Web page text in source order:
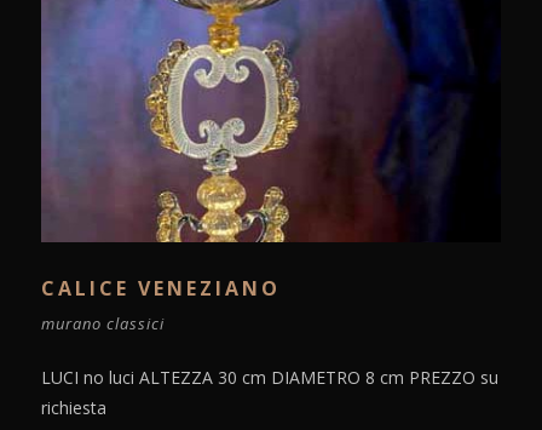
CALICE VENEZIANO
murano classici
LUCI no luci ALTEZZA 30 cm DIAMETRO 8 cm PREZZO su
richiesta